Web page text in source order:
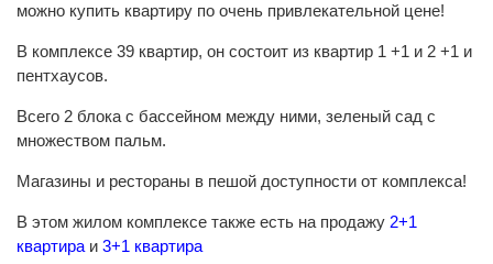
можно купить квартиру по очень привлекательной цене!
В комплексе 39 квартир, он состоит из квартир 1 +1 и 2 +1 и
пентхаусов.
Всего 2 блока с бассейном между ними, зеленый сад с
множеством пальм.
Магазины и рестораны в пешой доступности от комплекса!
В этом жилом комплексе также есть на продажу 2+1
квартира и 3+1 квартира